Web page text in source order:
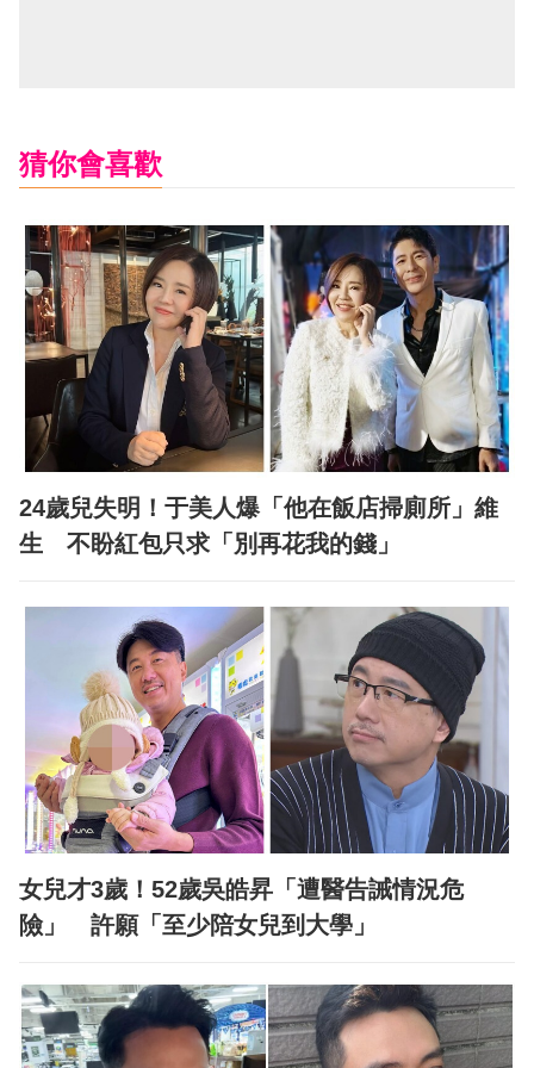
猜你會喜歡
24歲兒失明！于美人爆「他在飯店掃廁所」維
生 不盼紅包只求「別再花我的錢」
女兒才3歲！52歲吳皓昇「遭醫告誡情況危
險」 許願「至少陪女兒到大學」